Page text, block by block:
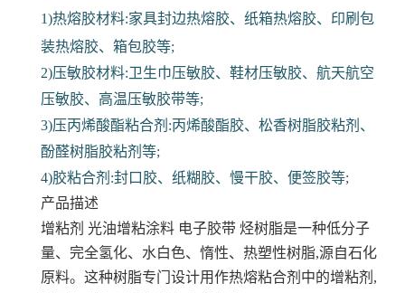
1)热熔胶材料:家具封边热熔胶、纸箱热熔胶、印刷包
装热熔胶、箱包胶等;
2)压敏胶材料:卫生巾压敏胶、鞋材压敏胶、航天航空
压敏胶、高温压敏胶带等;
3)压丙烯酸酯粘合剂:丙烯酸酯胶、松香树脂胶粘剂、
酚醛树脂胶粘剂等;
4)胶粘合剂:封口胶、纸糊胶、慢干胶、便签胶等;
产品描述
增粘剂 光油增粘涂料 电子胶带 烃树脂是一种低分子
量、完全氢化、水白色、惰性、热塑性树脂,源自石化
原料。这种树脂专门设计用作热熔粘合剂中的增粘剂,